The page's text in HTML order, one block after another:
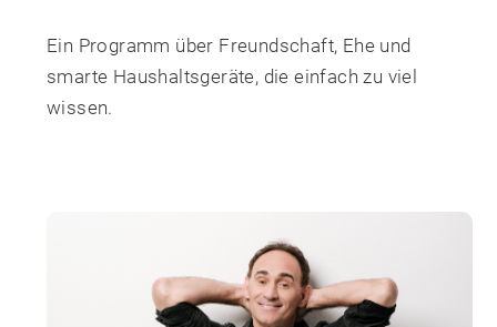
Ein Programm über Freundschaft, Ehe und
smarte Haushaltsgeräte, die einfach zu viel
wissen.